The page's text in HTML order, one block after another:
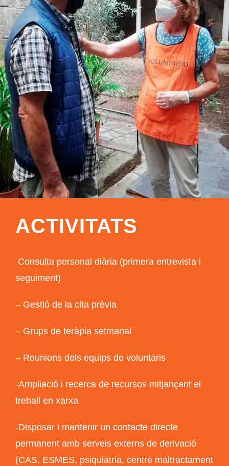
ACTIVITATS
Consulta personal diària (primera entrevista i
seguiment)
– Gestió de la cita prèvia
– Grups de teràpia setmanal
– Reunions dels equips de voluntaris
-Ampliació i recerca de recursos mitjançant el
treball en xarxa
-Disposar i mantenir un contacte directe
permanent amb serveis externs de derivació
(CAS, ESMES, psiquiatria, centre maltractament